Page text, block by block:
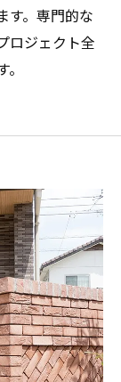
す。専門的な
ロジェクト全